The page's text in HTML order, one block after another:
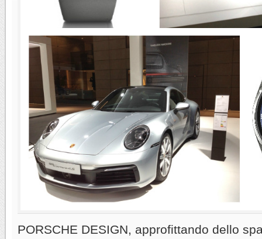
PORSCHE DESIGN, approfittando dello